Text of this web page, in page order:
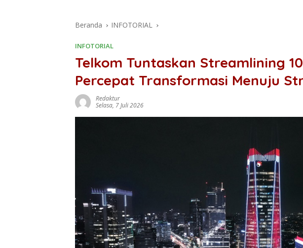
Beranda INFOTORIAL
INFOTORIAL
Telkom Tuntaskan Streamlining
Percepat Transformasi Menuju
Redaktur
Selasa, 7 Juli 2026